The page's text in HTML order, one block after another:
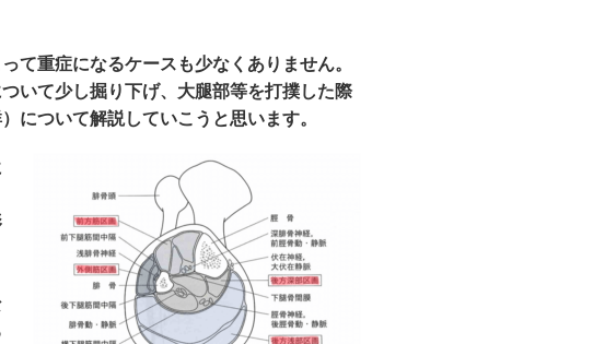
て重症になるケースも少なくありません。
いて少し掘り下げ、大腿部等を打撲した際
について解説していこうと思います。